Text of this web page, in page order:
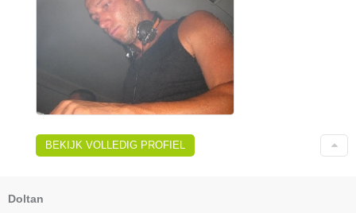
BEKIJK VOLLEDIG PROFIEL
Doltan